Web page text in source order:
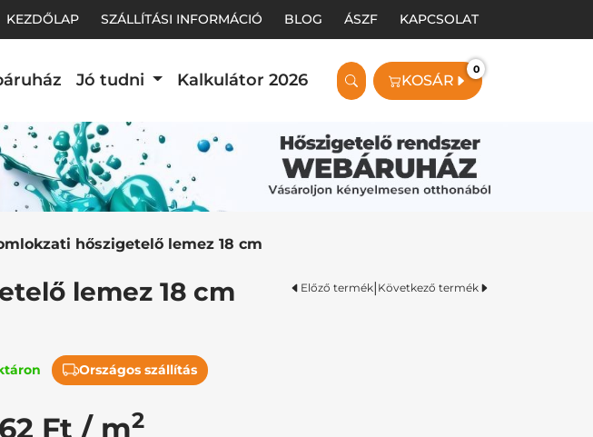
KEZDŐLAP SZÁLLÍTÁSI INFORMÁCIÓ BLOG ÁSZF KAPCSOLAT
Jó tudni Kalkulátor 2026 KOSÁR
0
hőszigetelő lemez 18 cm
lemez 18 cm Előző termék| Következő termék
Országos szállítás
Ft / m2